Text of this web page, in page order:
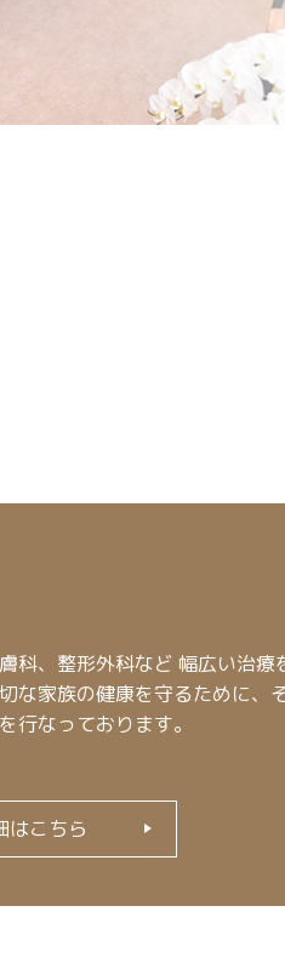
科、整形外科など 幅広い治療
な家族の健康を守るために、
行なっております。
はこちら